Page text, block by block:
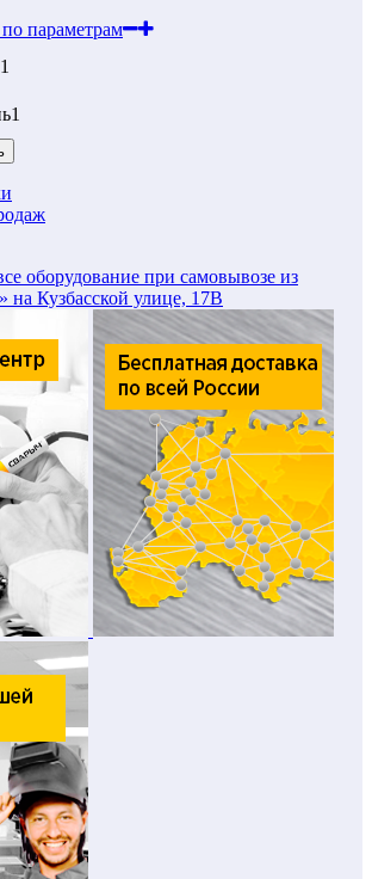
параметрам
1
1